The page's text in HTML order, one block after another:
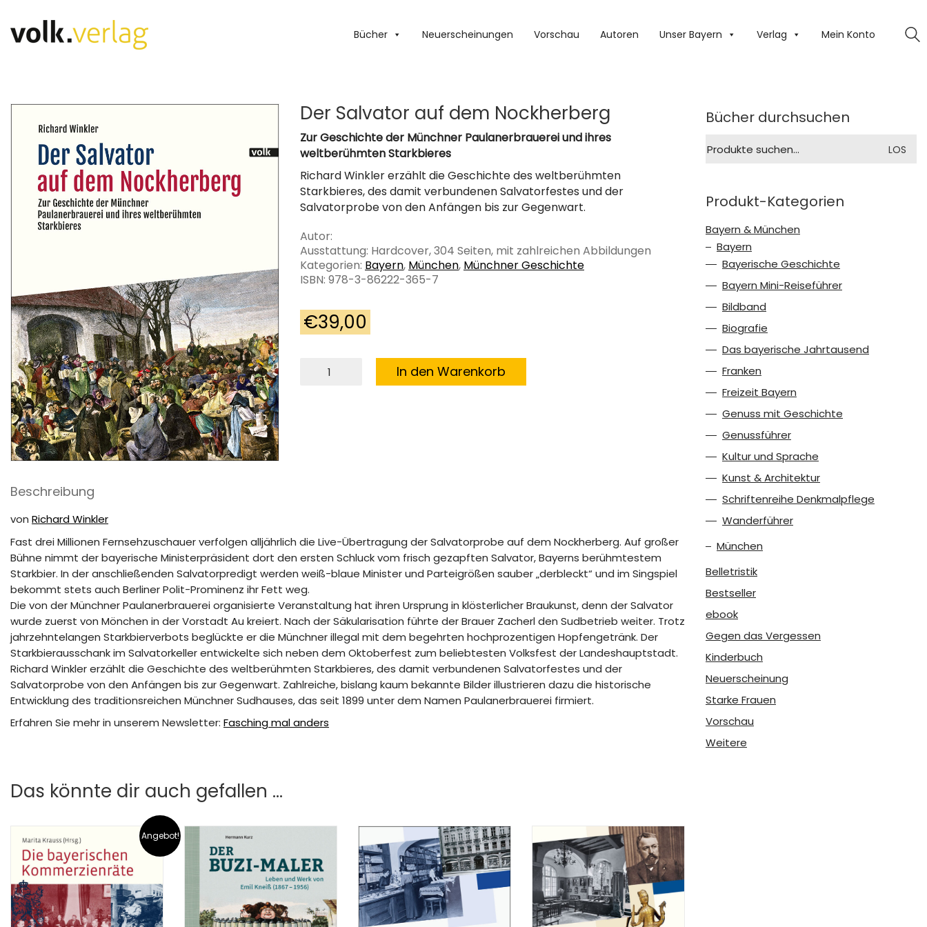
Bücher Neuerscheinungen Vorschau Autoren Unser Bayern Verlag Mein Konto
Der Salvator auf dem Nockherberg
Zur Geschichte der Münchner Paulanerbrauerei und ihres
weltberühmten Starkbieres
Richard Winkler erzählt die Geschichte des weltberühmten
Starkbieres, des damit verbundenen Salvatorfestes und der
Salvatorprobe von den Anfängen bis zur Gegenwart.
Autor:
Ausstattung: Hardcover, 304 Seiten, mit zahlreichen Abbildungen
Kategorien: Bayern, München, Münchner Geschichte
ISBN: 978-3-86222-365-7
€39,00
Salvator
In den Warenkorb
Beschreibung
von Richard Winkler
Fast drei Millionen Fernsehzuschauer verfolgen alljährlich die Live-Übertragung der Salvatorprobe auf dem Nockherberg. Auf großer
Bühne nimmt der bayerische Ministerpräsident dort den ersten Schluck vom frisch gezapften Salvator, Bayerns berühmtestem
Starkbier. In der anschließenden Salvatorpredigt werden weiß-blaue Minister und Parteigrößen sauber „derbleckt“ und im Singspiel
bekommt stets auch Berliner Polit-Prominenz ihr Fett weg.
Die von der Münchner Paulanerbrauerei organisierte Veranstaltung hat ihren Ursprung in klösterlicher Braukunst, denn der Salvator
wurde zuerst von Mönchen in der Vorstadt Au kreiert. Nach der Säkularisation führte der Brauer Zacherl den Sudbetrieb weiter. Trotz
jahrzehntelangen Starkbierverbots beglückte er die Münchner illegal mit dem begehrten hochprozentigen Hopfengetränk. Der
Starkbierausschank im Salvatorkeller entwickelte sich neben dem Oktoberfest zum beliebtesten Volksfest der Landeshauptstadt.
Richard Winkler erzählt die Geschichte des weltberühmten Starkbieres, des damit verbundenen Salvatorfestes und der
Salvatorprobe von den Anfängen bis zur Gegenwart. Zahlreiche, bislang kaum bekannte Bilder illustrieren dazu die historische
Entwicklung des traditionsreichen Münchner Sudhauses, das seit 1899 unter dem Namen Paulanerbrauerei firmiert.
Erfahren Sie mehr in unserem Newsletter: Fasching mal anders
Das könnte dir auch gefallen …
Angebot!
Bücher durchsuchen
nach:
LOS
Produkt-Kategorien
Bayern & München
Bayern
Bayerische Geschichte
Bayern Mini-Reiseführer
Bildband
Biografie
Das bayerische Jahrtausend
Franken
Freizeit Bayern
Genuss mit Geschichte
Genussführer
Kultur und Sprache
Kunst & Architektur
Schriftenreihe Denkmalpflege
Wanderführer
München
Belletristik
Bestseller
ebook
Gegen das Vergessen
Kinderbuch
Neuerscheinung
Starke Frauen
Vorschau
Weitere